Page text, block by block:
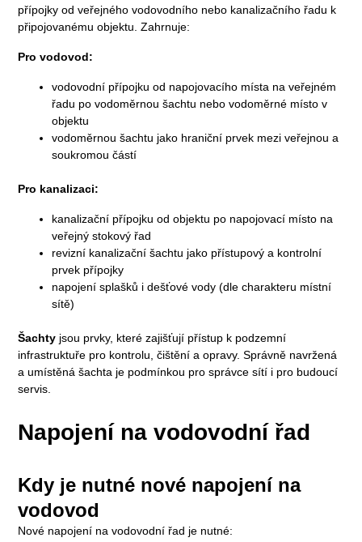
přípojky od veřejného vodovodního nebo kanalizačního řadu k
připojovanému objektu. Zahrnuje:
Pro vodovod:
vodovodní přípojku od napojovacího místa na veřejném
řadu po vodoměrnou šachtu nebo vodoměrné místo v
objektu
vodoměrnou šachtu jako hraniční prvek mezi veřejnou a
soukromou částí
Pro kanalizaci:
kanalizační přípojku od objektu po napojovací místo na
veřejný stokový řad
revizní kanalizační šachtu jako přístupový a kontrolní
prvek přípojky
napojení splašků i dešťové vody (dle charakteru místní
sítě)
Šachty jsou prvky, které zajišťují přístup k podzemní
infrastruktuře pro kontrolu, čištění a opravy. Správně navržená
a umístěná šachta je podmínkou pro správce sítí i pro budoucí
servis.
Napojení na vodovodní řad
Kdy je nutné nové napojení na
vodovod
Nové napojení na vodovodní řad je nutné: